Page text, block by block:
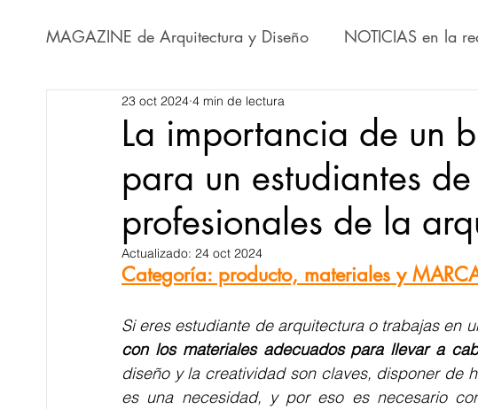
MAGAZINE de Arquitectura y Diseño NOTICIAS en la
Novedades en el MURO
Novedades en FRASES Novedades en VÍDEOS
Novedades en MAQUETAS Novedades en
productos, materiales y MARCAS Artículos de
Proyectos RECIBIDOS y AGENCIAS
La importancia de un
para un estudiantes
profesionales de la
23 oct 2024 4 min de lectura
Actualizado: 24 oct 2024
Categoría: producto, materiales y
Si eres estudiante de arquitectura o trabajas en
con los materiales adecuados para llevar a
diseño y la creatividad son claves, disponer de
es una necesidad, y por eso es necesario